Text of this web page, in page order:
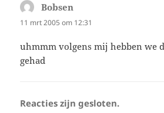
Bobsen
11 mrt 2005 om 12:31
uhmmm volgens mij hebben we
gehad
Reacties zijn gesloten.